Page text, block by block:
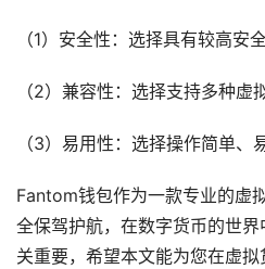
（1）安全性：选择具有较高安
（2）兼容性：选择支持多种虚
（3）易用性：选择操作简单、
Fantom钱包作为一款专业的虚
全保驾护航，在数字货币的世
关重要，希望本文能为您在虚拟